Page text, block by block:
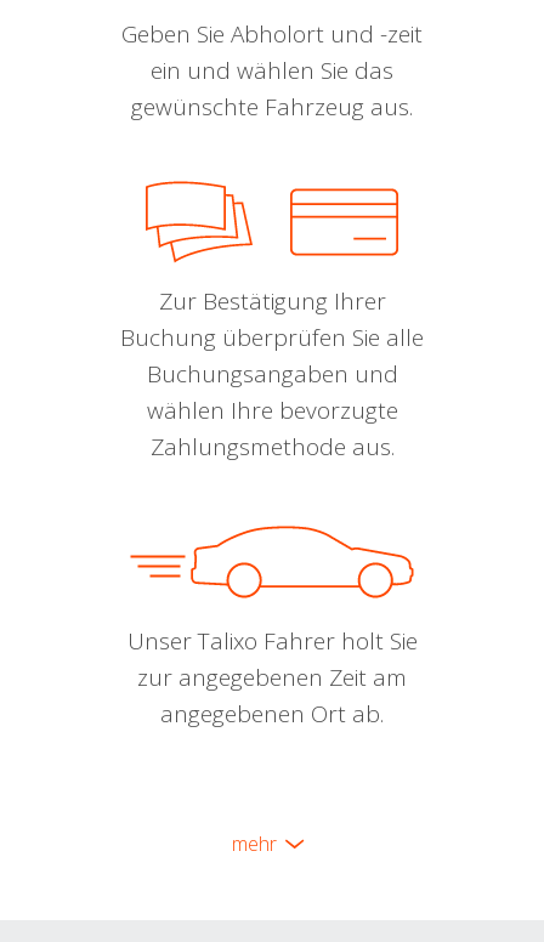
Geben Sie Abholort und -zeit
ein und wählen Sie das
gewünschte Fahrzeug aus.
Zur Bestätigung Ihrer
Buchung überprüfen Sie alle
Buchungsangaben und
wählen Ihre bevorzugte
Zahlungsmethode aus.
Unser Talixo Fahrer holt Sie
zur angegebenen Zeit am
angegebenen Ort ab.
mehr